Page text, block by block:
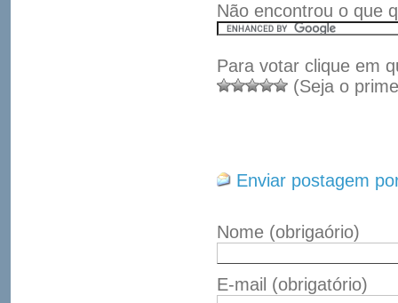
Não encontrou o que
Para votar clique em
(Seja o
Enviar postagem
Nome (obrigaório)
E-mail (obrigatório)